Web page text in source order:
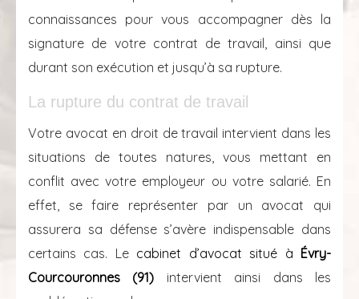
connaissances pour vous accompagner dès la
signature de votre contrat de travail, ainsi que
durant son exécution et jusqu’à sa rupture.
La rupture du contrat de travail
Votre avocat en droit de travail intervient dans les
situations de toutes natures, vous mettant en
conflit avec votre employeur ou votre salarié. En
effet, se faire représenter par un avocat qui
assurera sa défense s’avère indispensable dans
certains cas. Lecabinet d’avocat situé à Évry-
Courcouronnes (91) intervient ainsi dans les